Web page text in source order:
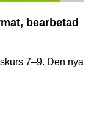
bearbetad
7–9. Den nya